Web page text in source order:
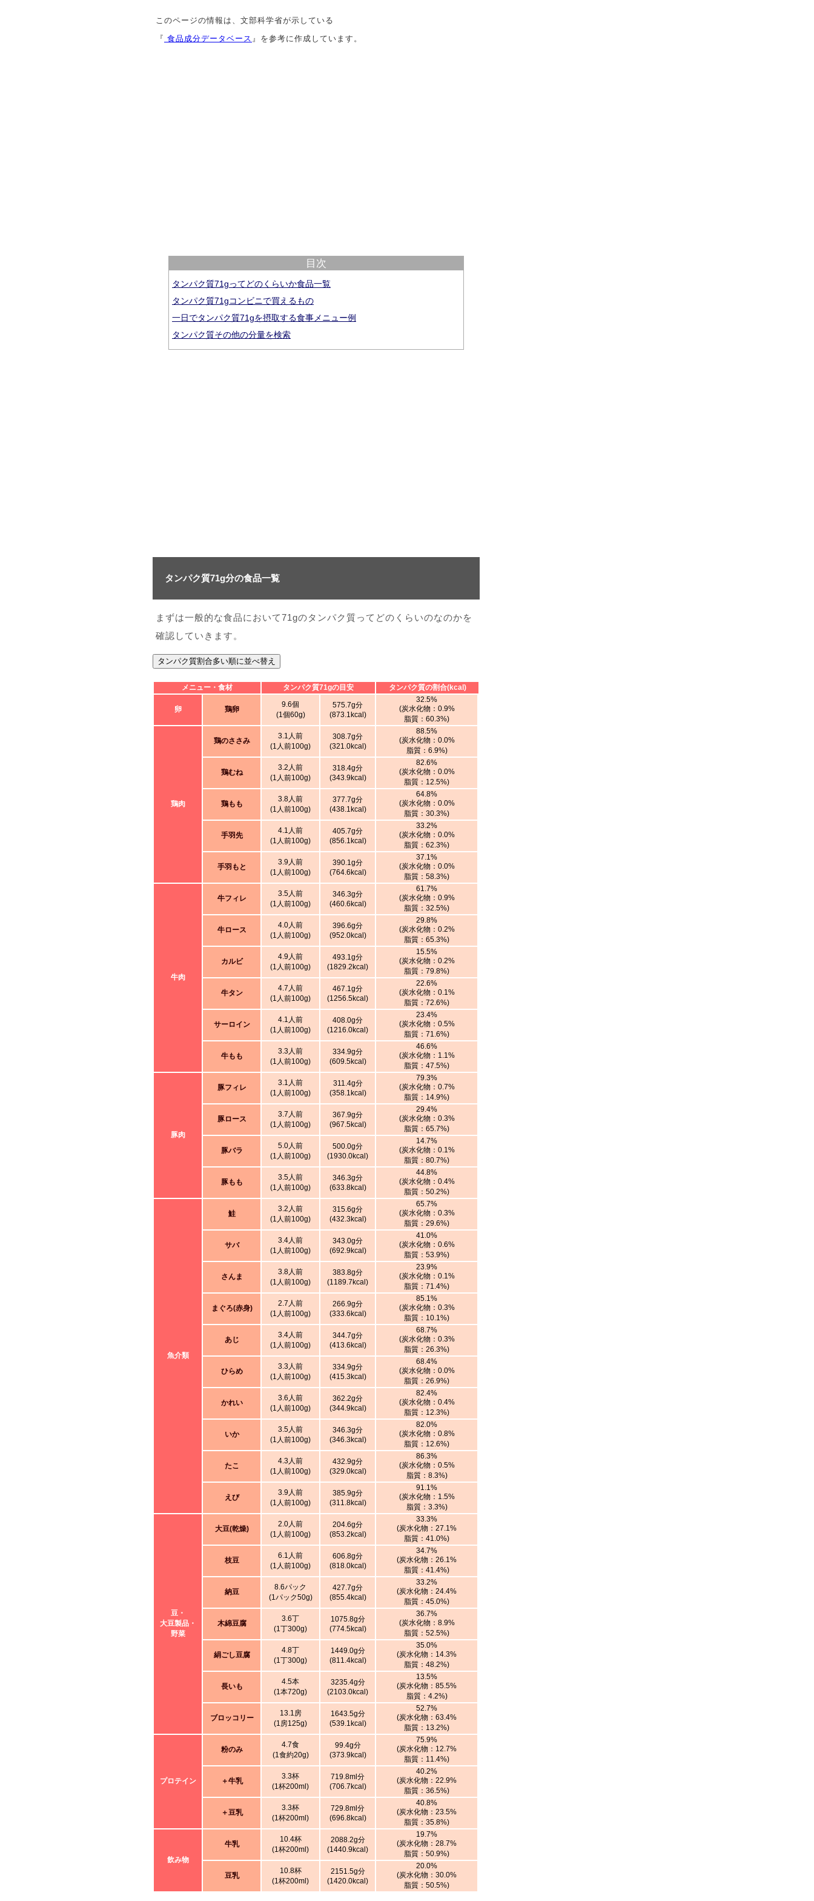
このページの情報は、文部科学省が示している
『 食品成分データベース 』を参考に作成しています。
目次
タンパク質71gってどのくらいか食品一覧
タンパク質71gコンビニで買えるもの
一日でタンパク質71gを摂取する食事メニュー例
タンパク質その他の分量を検索
タンパク質71g分の食品一覧
まずは一般的な食品において71gのタンパク質ってどのくらいのなのかを
確認していきます。
タンパク質割合多い順に並べ替え
メニュー・食材 タンパク質71gの目安 タンパク質の割合(kcal)
卵 鶏卵
9.6個
(1個60g)
575.7g分
(873.1kcal)
32.5%
(炭水化物：0.9%
脂質：60.3%)
鶏肉
鶏のささみ
3.1人前
(1人前100g)
308.7g分
(321.0kcal)
88.5%
(炭水化物：0.0%
脂質：6.9%)
鶏むね
3.2人前
(1人前100g)
318.4g分
(343.9kcal)
82.6%
(炭水化物：0.0%
脂質：12.5%)
鶏もも
3.8人前
(1人前100g)
377.7g分
(438.1kcal)
64.8%
(炭水化物：0.0%
脂質：30.3%)
手羽先
4.1人前
(1人前100g)
405.7g分
(856.1kcal)
33.2%
(炭水化物：0.0%
脂質：62.3%)
手羽もと
3.9人前
(1人前100g)
390.1g分
(764.6kcal)
37.1%
(炭水化物：0.0%
脂質：58.3%)
牛肉
牛フィレ
3.5人前
(1人前100g)
346.3g分
(460.6kcal)
61.7%
(炭水化物：0.9%
脂質：32.5%)
牛ロース
4.0人前
(1人前100g)
396.6g分
(952.0kcal)
29.8%
(炭水化物：0.2%
脂質：65.3%)
カルビ
4.9人前
(1人前100g)
493.1g分
(1829.2kcal)
15.5%
(炭水化物：0.2%
脂質：79.8%)
牛タン
4.7人前
(1人前100g)
467.1g分
(1256.5kcal)
22.6%
(炭水化物：0.1%
脂質：72.6%)
サーロイン
4.1人前
(1人前100g)
408.0g分
(1216.0kcal)
23.4%
(炭水化物：0.5%
脂質：71.6%)
牛もも
3.3人前
(1人前100g)
334.9g分
(609.5kcal)
46.6%
(炭水化物：1.1%
脂質：47.5%)
豚肉
豚フィレ
3.1人前
(1人前100g)
311.4g分
(358.1kcal)
79.3%
(炭水化物：0.7%
脂質：14.9%)
豚ロース
3.7人前
(1人前100g)
367.9g分
(967.5kcal)
29.4%
(炭水化物：0.3%
脂質：65.7%)
豚バラ
5.0人前
(1人前100g)
500.0g分
(1930.0kcal)
14.7%
(炭水化物：0.1%
脂質：80.7%)
豚もも
3.5人前
(1人前100g)
346.3g分
(633.8kcal)
44.8%
(炭水化物：0.4%
脂質：50.2%)
魚介類
鮭
3.2人前
(1人前100g)
315.6g分
(432.3kcal)
65.7%
(炭水化物：0.3%
脂質：29.6%)
サバ
3.4人前
(1人前100g)
343.0g分
(692.9kcal)
41.0%
(炭水化物：0.6%
脂質：53.9%)
さんま
3.8人前
(1人前100g)
383.8g分
(1189.7kcal)
23.9%
(炭水化物：0.1%
脂質：71.4%)
まぐろ(赤身)
2.7人前
(1人前100g)
266.9g分
(333.6kcal)
85.1%
(炭水化物：0.3%
脂質：10.1%)
あじ
3.4人前
(1人前100g)
344.7g分
(413.6kcal)
68.7%
(炭水化物：0.3%
脂質：26.3%)
ひらめ
3.3人前
(1人前100g)
334.9g分
(415.3kcal)
68.4%
(炭水化物：0.0%
脂質：26.9%)
かれい
3.6人前
(1人前100g)
362.2g分
(344.9kcal)
82.4%
(炭水化物：0.4%
脂質：12.3%)
いか
3.5人前
(1人前100g)
346.3g分
(346.3kcal)
82.0%
(炭水化物：0.8%
脂質：12.6%)
たこ
4.3人前
(1人前100g)
432.9g分
(329.0kcal)
86.3%
(炭水化物：0.5%
脂質：8.3%)
えび
3.9人前
(1人前100g)
385.9g分
(311.8kcal)
91.1%
(炭水化物：1.5%
脂質：3.3%)
豆・
大豆製品・
野菜
大豆(乾燥)
2.0人前
(1人前100g)
204.6g分
(853.2kcal)
33.3%
(炭水化物：27.1%
脂質：41.0%)
枝豆
6.1人前
(1人前100g)
606.8g分
(818.0kcal)
34.7%
(炭水化物：26.1%
脂質：41.4%)
納豆
8.6パック
(1パック50g)
427.7g分
(855.4kcal)
33.2%
(炭水化物：24.4%
脂質：45.0%)
木綿豆腐
3.6丁
(1丁300g)
1075.8g分
(774.5kcal)
36.7%
(炭水化物：8.9%
脂質：52.5%)
絹ごし豆腐
4.8丁
(1丁300g)
1449.0g分
(811.4kcal)
35.0%
(炭水化物：14.3%
脂質：48.2%)
長いも
4.5本
(1本720g)
3235.4g分
(2103.0kcal)
13.5%
(炭水化物：85.5%
脂質：4.2%)
ブロッコリー
13.1房
(1房125g)
1643.5g分
(539.1kcal)
52.7%
(炭水化物：63.4%
脂質：13.2%)
プロテイン
粉のみ
4.7食
(1食約20g)
99.4g分
(373.9kcal)
75.9%
(炭水化物：12.7%
脂質：11.4%)
＋牛乳
3.3杯
(1杯200ml)
719.8ml分
(706.7kcal)
40.2%
(炭水化物：22.9%
脂質：36.5%)
＋豆乳
3.3杯
(1杯200ml)
729.8ml分
(696.8kcal)
40.8%
(炭水化物：23.5%
脂質：35.8%)
飲み物
牛乳
10.4杯
(1杯200ml)
2088.2g分
(1440.9kcal)
19.7%
(炭水化物：28.7%
脂質：50.9%)
豆乳
10.8杯
(1杯200ml)
2151.5g分
(1420.0kcal)
20.0%
(炭水化物：30.0%
脂質：50.5%)